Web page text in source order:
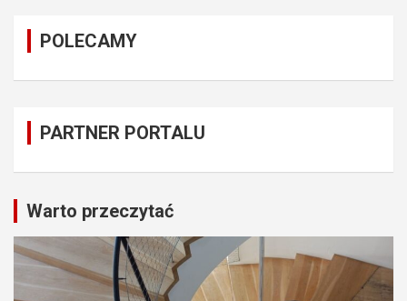
POLECAMY
PARTNER PORTALU
Warto przeczytać